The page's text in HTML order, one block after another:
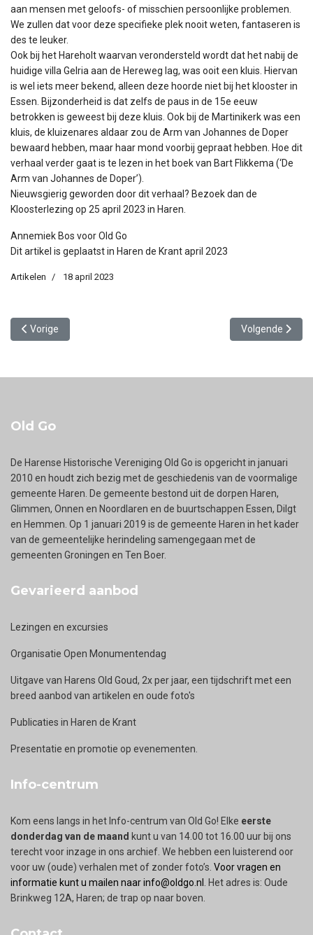
aan mensen met geloofs- of misschien persoonlijke problemen.
We zullen dat voor deze specifieke plek nooit weten, fantaseren is
des te leuker.
Ook bij het Hareholt waarvan verondersteld wordt dat het nabij de
huidige villa Gelria aan de Hereweg lag, was ooit een kluis. Hiervan
is wel iets meer bekend, alleen deze hoorde niet bij het klooster in
Essen. Bijzonderheid is dat zelfs de paus in de 15e eeuw
betrokken is geweest bij deze kluis. Ook bij de Martinikerk was een
kluis, de kluizenares aldaar zou de Arm van Johannes de Doper
bewaard hebben, maar haar mond voorbij gepraat hebben. Hoe dit
verhaal verder gaat is te lezen in het boek van Bart Flikkema (‘De
Arm van Johannes de Doper’).
Nieuwsgierig geworden door dit verhaal? Bezoek dan de
Kloosterlezing op 25 april 2023 in Haren.
Annemiek Bos voor Old Go
Dit artikel is geplaatst in Haren de Krant april 2023
Artikelen 18 april 2023
Vorig artikel: Aanvalluh! Kastelen en vestingen in Glimmen
Vorige Volgende
Volgende
Old Go
De Harense Historische Vereniging Old Go is opgericht in januari
2010 en houdt zich bezig met de geschiedenis van de voormalige
gemeente Haren. De gemeente bestond uit de dorpen Haren,
Glimmen, Onnen en Noordlaren en de buurtschappen Essen, Dilgt
en Hemmen. Op 1 januari 2019 is de gemeente Haren in het kader
van de gemeentelijke herindeling samengegaan met de
gemeenten Groningen en Ten Boer.
Gevarieerd aanbod
Lezingen en excursies
Organisatie Open Monumentendag
Uitgave van Harens Old Goud, 2x per jaar, een tijdschrift met een
breed aanbod van artikelen en oude foto's
Publicaties in Haren de Krant
Presentatie en promotie op evenementen.
Info-centrum
Kom eens langs in het Info-centrum van Old Go! Elke eerste
donderdag van de maand kunt u van 14.00 tot 16.00 uur bij ons
terecht voor inzage in ons archief. We hebben een luisterend oor
voor uw (oude) verhalen met of zonder foto’s. Voor vragen en
informatie kunt u mailen naar info@oldgo.nl
. Het adres is: Oude
Brinkweg 12A, Haren; de trap op naar boven.